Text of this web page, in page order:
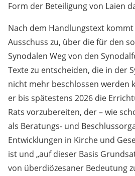
Form der Beteiligung von Laien
Nach dem Handlungstext
Ausschuss zu, über die für den
Synodalen Weg von den
Texte zu entscheiden, die in der
nicht mehr beschlossen werden
er bis spätestens 2026 die
Rats vorzubereiten, der – wie
als Beratungs- und
Entwicklungen in Kirche und
ist und „auf dieser Basis
von überdiözesaner Bedeutung